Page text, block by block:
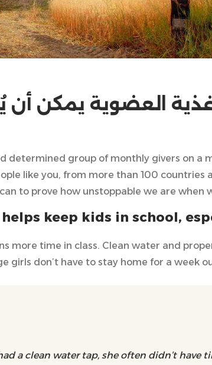
العضوية يمكن
determined group of monthly givers on a
like you, from more than 100 countries
to prove how unstoppable we are when
keep kids in school,
more time in class. Clean water and
girls don’t have to stay home for a week
a clean water tap, she often didn’t have